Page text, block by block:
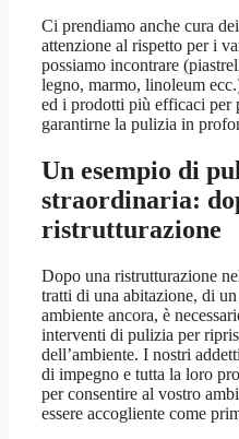
Ci prendiamo anche cura
attenzione al rispetto per i
possiamo incontrare
legno, marmo, linoleum
ed i prodotti più efficaci per
garantirne la pulizia in
Un esempio di
straordinaria:
ristrutturazione
Dopo una ristrutturazione
tratti di una abitazione, di
ambiente ancora, è
interventi di pulizia per
dell’ambiente. I nostri
di impegno e tutta la loro
per consentire al vostro
essere accogliente come